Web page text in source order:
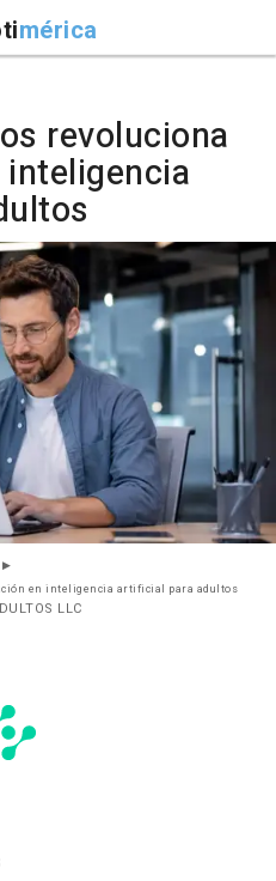
mérica
revoluciona
en inteligencia artificial para adultos
LLC